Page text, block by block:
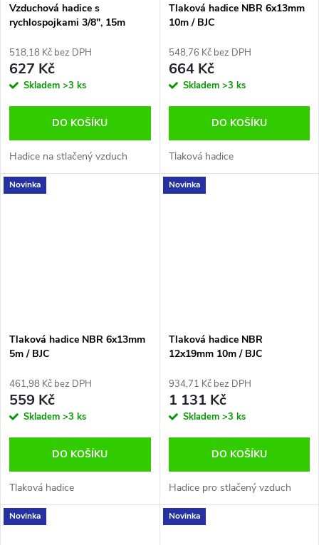
Vzduchová hadice s
rychlospojkami 3/8", 15m
518,18 Kč bez DPH
627 Kč
Skladem >3 ks
DO KOŠÍKU
Hadice na stlačený vzduch
Tlaková hadice NBR 6x13mm
10m / BJC
548,76 Kč bez DPH
664 Kč
Skladem >3 ks
DO KOŠÍKU
Tlaková hadice
Novinka
Tlaková hadice NBR 6x13mm
5m / BJC
461,98 Kč bez DPH
559 Kč
Skladem >3 ks
DO KOŠÍKU
Tlaková hadice
Novinka
Tlaková hadice NBR
12x19mm 10m / BJC
934,71 Kč bez DPH
1 131 Kč
Skladem >3 ks
DO KOŠÍKU
Hadice pro stlačený vzduch
Novinka Novinka